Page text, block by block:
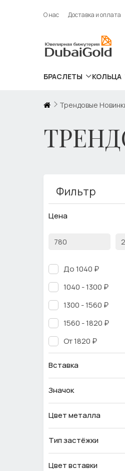
О нас Доставка и оплата
БРАСЛЕТЫ КОЛЬЦА
Трендовые
Фильтр
Цена
До 1040 ₽
1040 - 1300 ₽
1300 - 1560 ₽
1560 - 1820 ₽
От 1820 ₽
Вставка
Значок
Цвет металла
Тип застёжки
Цвет вставки